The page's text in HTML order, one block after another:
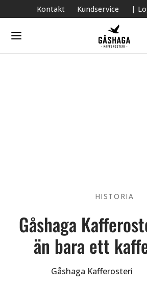
Kontakt Kundservice |
HISTORIA
Gåshaga
än bara ett
Gåshaga Kafferosteri